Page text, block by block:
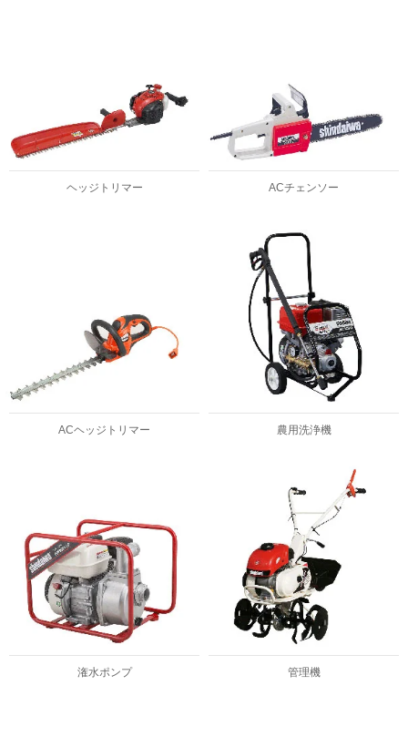
ヘッジトリマー ACチェンソー
ACヘッジトリマー 農用洗浄機
潅水ポンプ 管理機